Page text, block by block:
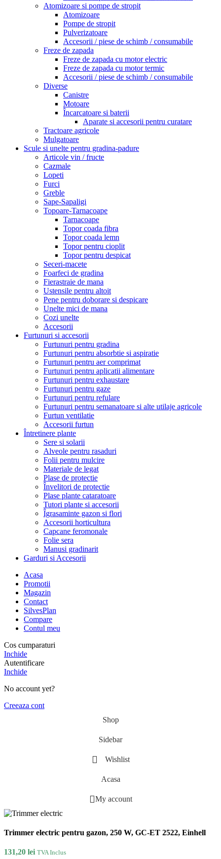
Atomizoare si pompe de stropit
Atomizoare
Pompe de stropit
Pulverizatoare
Accesorii / piese de schimb / consumabile
Freze de zapada
Freze de zapada cu motor electric
Freze de zapada cu motor termic
Accesorii / piese de schimb / consumabile
Diverse
Canistre
Motoare
Încarcatoare si baterii
Aparate si accesorii pentru curatare
Tractoare agricole
Mulgatoare
Scule si unelte pentru gradina-padure
Articole vin / fructe
Cazmale
Lopeti
Furci
Greble
Sape-Sapaligi
Topoare-Tarnacoape
Tarnacoape
Topor coada fibra
Topor coada lemn
Topor pentru cioplit
Topor pentru despicat
Seceri-macete
Foarfeci de gradina
Fierastraie de mana
Ustensile pentru altoit
Pene pentru doborare si despicare
Unelte mici de mana
Cozi unelte
Accesorii
Furtunuri si accesorii
Furtunuri pentru gradina
Furtunuri pentru absorbtie si aspiratie
Furtunuri pentru aer comprimat
Furtunuri pentru aplicatii alimentare
Furtunuri pentru exhaustare
Furtunuri pentru gaze
Furtunuri pentru refulare
Furtunuri pentru semanatoare si alte utilaje agricole
Furtun ventilatie
Accesorii furtun
Întretinere plante
Sere si solarii
Alveole pentru rasaduri
Folii pentru mulcire
Materiale de legat
Plase de protectie
Învelitori de protectie
Plase plante cataratoare
Tutori plante si accesorii
Îgrasaminte gazon si flori
Accesorii horticultura
Capcane feromonale
Folie sera
Manusi gradinarit
Garduri si Accesorii
Acasa
Promotii
Magazin
Contact
SilvesPlan
Compare
Contul meu
Cos cumparaturi
Inchide
Autentificare
Inchide
No account yet?
Creeaza cont
Shop
Sidebar
Wishlist
Acasa
My account
Trimmer electric pentru gazon, 250 W, GC-ET 2522, Einhell
131,20 lei TVA Inclus